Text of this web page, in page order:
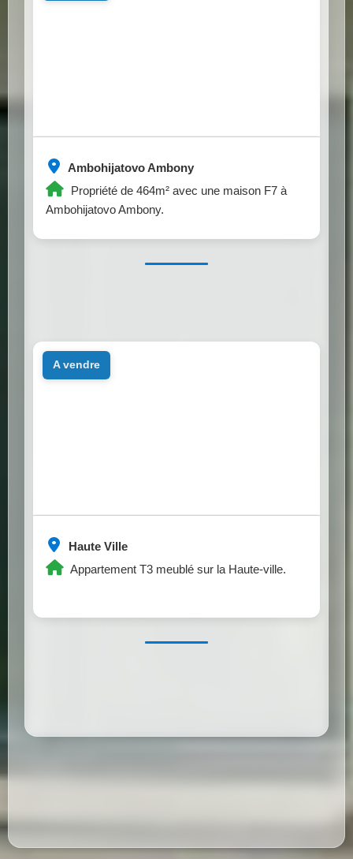
Ambohijatovo Ambony
Propriété de 464m² avec une maison F7 à
Ambohijatovo Ambony.
Haute Ville
Appartement T3 meublé sur la Haute-ville.
a vendre